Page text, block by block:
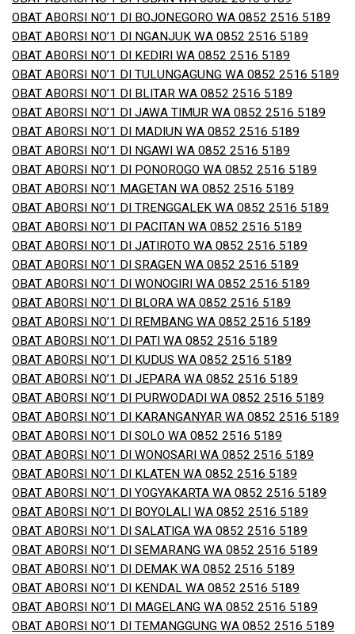
OBAT ABORSI NO’1 DI BOJONEGORO WA 0852 2516 5189
OBAT ABORSI NO’1 DI NGANJUK WA 0852 2516 5189
OBAT ABORSI NO’1 DI KEDIRI WA 0852 2516 5189
OBAT ABORSI NO’1 DI TULUNGAGUNG WA 0852 2516 5189
OBAT ABORSI NO’1 DI BLITAR WA 0852 2516 5189
OBAT ABORSI NO’1 DI JAWA TIMUR WA 0852 2516 5189
OBAT ABORSI NO’1 DI MADIUN WA 0852 2516 5189
OBAT ABORSI NO’1 DI NGAWI WA 0852 2516 5189
OBAT ABORSI NO’1 DI PONOROGO WA 0852 2516 5189
OBAT ABORSI NO’1 MAGETAN WA 0852 2516 5189
OBAT ABORSI NO’1 DI TRENGGALEK WA 0852 2516 5189
OBAT ABORSI NO’1 DI PACITAN WA 0852 2516 5189
OBAT ABORSI NO’1 DI JATIROTO WA 0852 2516 5189
OBAT ABORSI NO’1 DI SRAGEN WA 0852 2516 5189
OBAT ABORSI NO’1 DI WONOGIRI WA 0852 2516 5189
OBAT ABORSI NO’1 DI BLORA WA 0852 2516 5189
OBAT ABORSI NO’1 DI REMBANG WA 0852 2516 5189
OBAT ABORSI NO’1 DI PATI WA 0852 2516 5189
OBAT ABORSI NO’1 DI KUDUS WA 0852 2516 5189
OBAT ABORSI NO’1 DI JEPARA WA 0852 2516 5189
OBAT ABORSI NO’1 DI PURWODADI WA 0852 2516 5189
OBAT ABORSI NO’1 DI KARANGANYAR WA 0852 2516 5189
OBAT ABORSI NO’1 DI SOLO WA 0852 2516 5189
OBAT ABORSI NO’1 DI WONOSARI WA 0852 2516 5189
OBAT ABORSI NO’1 DI KLATEN WA 0852 2516 5189
OBAT ABORSI NO’1 DI YOGYAKARTA WA 0852 2516 5189
OBAT ABORSI NO’1 DI BOYOLALI WA 0852 2516 5189
OBAT ABORSI NO’1 DI SALATIGA WA 0852 2516 5189
OBAT ABORSI NO’1 DI SEMARANG WA 0852 2516 5189
OBAT ABORSI NO’1 DI DEMAK WA 0852 2516 5189
OBAT ABORSI NO’1 DI KENDAL WA 0852 2516 5189
OBAT ABORSI NO’1 DI MAGELANG WA 0852 2516 5189
OBAT ABORSI NO’1 DI TEMANGGUNG WA 0852 2516 5189